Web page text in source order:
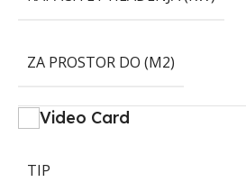
ZA PROSTOR DO (M2)
Video Card
TIP